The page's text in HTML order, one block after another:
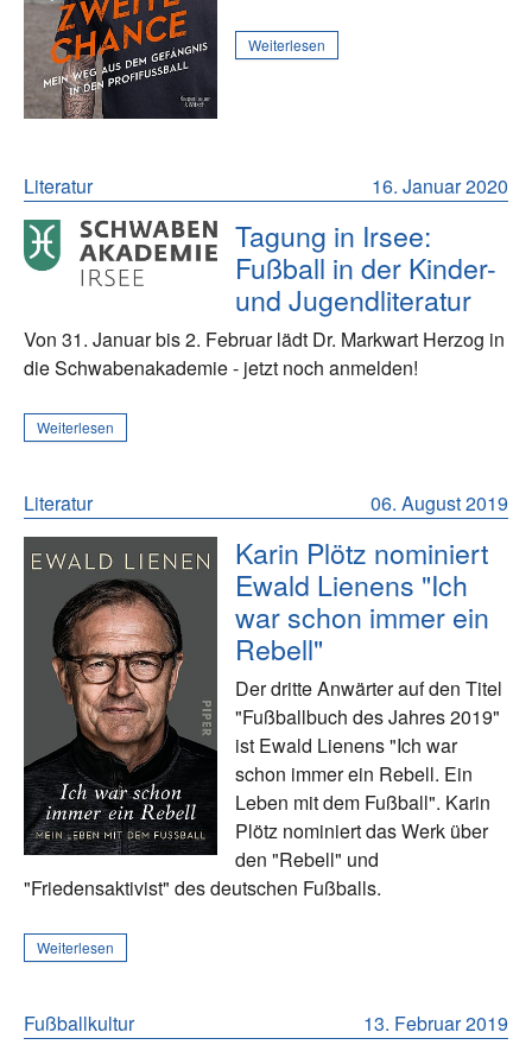
Weiterlesen
16. Januar 2020
Literatur
Tagung in Irsee:
Fußball in der Kinder-
und Jugendliteratur
Von 31. Januar bis 2. Februar lädt Dr. Markwart Herzog in
die Schwabenakademie - jetzt noch anmelden!
Weiterlesen
06. August 2019
Literatur
Karin Plötz nominiert
Ewald Lienens "Ich
war schon immer ein
Rebell"
Der dritte Anwärter auf den Titel
"Fußballbuch des Jahres 2019"
ist Ewald Lienens "Ich war
schon immer ein Rebell. Ein
Leben mit dem Fußball". Karin
Plötz nominiert das Werk über
den "Rebell" und
"Friedensaktivist" des deutschen Fußballs.
Weiterlesen
13. Februar 2019
Fußballkultur